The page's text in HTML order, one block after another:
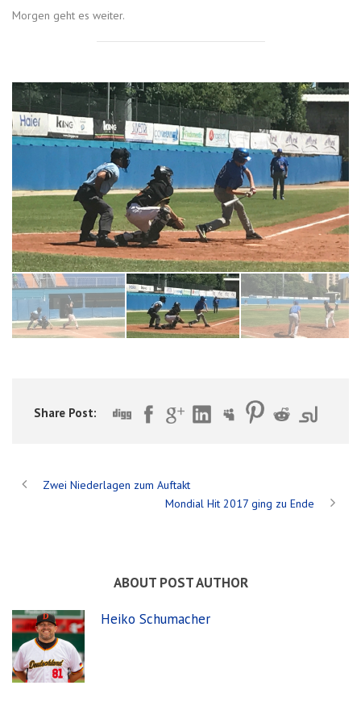
Morgen geht es weiter.
Share Post:
Zwei Niederlagen zum Auftakt
Mondial Hit 2017 ging zu Ende
ABOUT POST AUTHOR
Heiko Schumacher